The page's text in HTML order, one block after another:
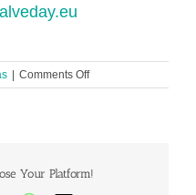
| Comments Offon
Semana
la
Your Platform!